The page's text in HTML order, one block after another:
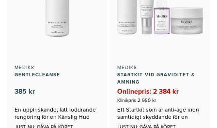
MEDIK8
GENTLECLEANSE
385 kr
En uppfriskande, lätt löddrande
rengöring för en Känslig Hud
MEDIK8
STARTKIT VID GRAVIDITET &
AMNING
Onlinepris: 2 384 kr
Klinikpris 2 980 kr
Ett Startkit som är anti-age men
samtidigt skyddande för en
Gravid eller Ammande